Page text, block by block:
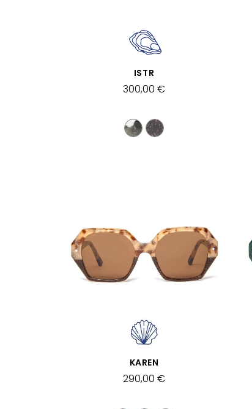
SCHNELLANSICHT
ISTR
300,00 €
SCHNELLANSICHT
KAREN
290,00 €